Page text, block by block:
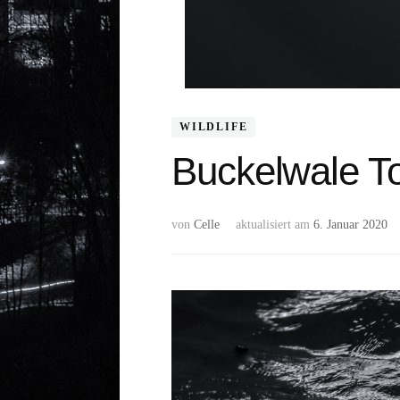
WILDLIFE
Buckelwale
von Celle aktualisiert am 6. Januar 2020